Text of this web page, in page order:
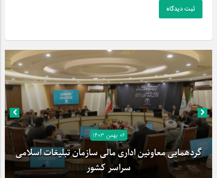
ثبت دیدگاه
۰۶ بهمن ۱۴۰۳
گردهمایی معاونین اداری مالی سازمان تبلیغات اسلامی
سراسر کشور